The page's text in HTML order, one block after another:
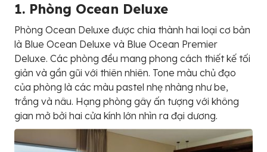
1. Phòng Ocean Deluxe
Phòng Ocean Deluxe được chia thành hai loại cơ bản
là Blue Ocean Deluxe và Blue Ocean Premier
Deluxe. Các phòng đều mang phong cách thiết kế tối
giản và gần gũi với thiên nhiên. Tone màu chủ đạo
của phòng là các màu pastel nhẹ nhàng như be,
trắng và nâu. Hạng phòng gây ấn tượng với không
gian mở bởi hai cửa kính lớn nhìn ra đại dương.